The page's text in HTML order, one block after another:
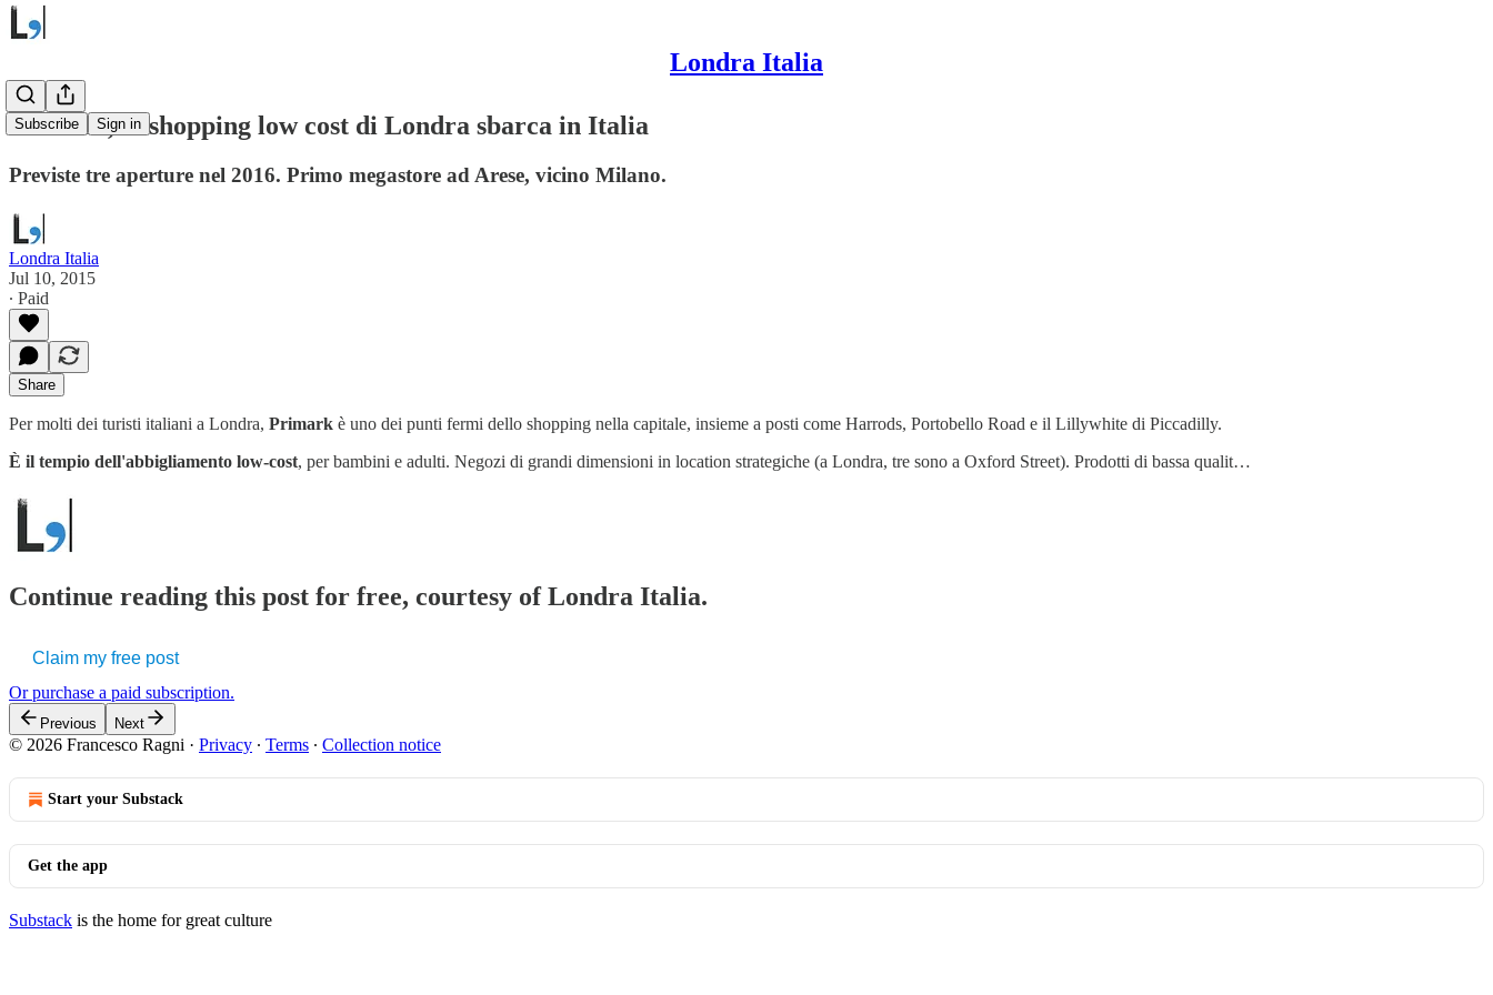
Londra Italia
Subscribe Sign in
Primark, lo shopping low cost di Londra sbarca in Italia
Previste tre aperture nel 2016. Primo megastore ad Arese, vicino Milano.
Londra Italia
Jul 10, 2015
∙ Paid
Share
Per molti dei turisti italiani a Londra, Primark è uno dei punti fermi dello shopping nella capitale, insieme a posti come Harrods, Portobello Road e il Lillywhite di Piccadilly.
È il tempio dell'abbigliamento low-cost, per bambini e adulti. Negozi di grandi dimensioni in location strategiche (a Londra, tre sono a Oxford Street). Prodotti di bassa qualit…
Continue reading this post for free, courtesy of Londra Italia.
Claim my free post
Or purchase a paid subscription.
Previous Next
© 2026 Francesco Ragni · Privacy ∙ Terms ∙ Collection notice
Start your Substack
Get the app
Substack is the home for great culture